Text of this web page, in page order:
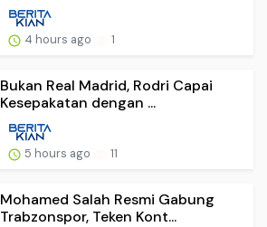
4 hours ago 1
Bukan Real Madrid, Rodri Capai
Kesepakatan dengan ...
5 hours ago 11
Mohamed Salah Resmi Gabung
Trabzonspor, Teken Kont...